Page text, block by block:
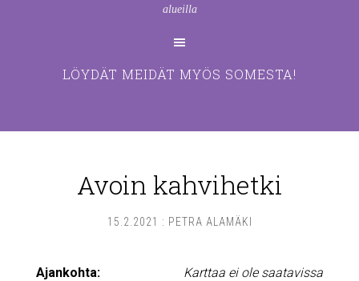
alueilla
LÖYDÄT MEIDÄT MYÖS SOMESTA!
Avoin kahvihetki
15.2.2021 : PETRA ALAMÄKI
Karttaa ei ole saatavissa
Ajankohta: